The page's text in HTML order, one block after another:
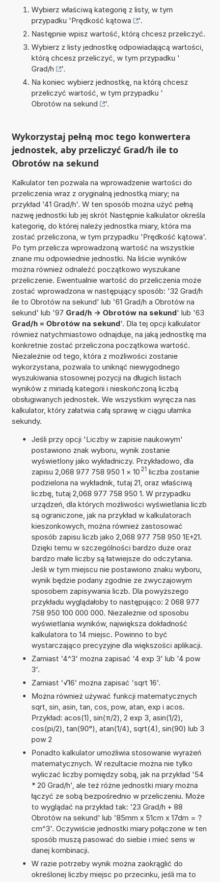
Wybierz właściwą kategorię z listy, w tym
przypadku 'Prędkość kątowa
'.
Następnie wpisz wartość, którą chcesz przeliczyć.
Wybierz z listy jednostkę odpowiadającą wartości,
którą chcesz przeliczyć, w tym przypadku '
Grad/h
'.
Na koniec wybierz jednostkę, na którą chcesz
przeliczyć wartość, w tym przypadku '
Obrotów na sekund
'.
Wykorzystaj pełną moc tego konwertera
jednostek, aby przeliczyć Grad/h ile to
Obrotów na sekund
Kalkulator ten pozwala na wprowadzenie wartości do
przeliczenia wraz z oryginalną jednostką miary; na
przykład '41 Grad/h'. W ten sposób można użyć pełną
nazwę jednostki lub jej skrót Następnie kalkulator określa
kategorię, do której należy jednostka miary, która ma
zostać przeliczona, w tym przypadku 'Prędkość kątowa'.
Po tym przelicza wprowadzoną wartość na wszystkie
znane mu odpowiednie jednostki. Na liście wyników
można również odnaleźć początkowo wyszukane
przeliczenie. Ewentualnie wartość do przeliczenia może
zostać wprowadzona w następujący sposób: '32 Grad/h
ile to Obrotów na sekund' lub '61 Grad/h a Obrotów na
sekund' lub '97 Grad/h -> Obrotów na sekund' lub '63
Grad/h = Obrotów na sekund'. Dla tej opcji kalkulator
również natychmiastowo odnajduje, na jaką jednostkę ma
konkretnie zostać przeliczona początkowa wartość.
Niezależnie od tego, która z możliwości zostanie
wykorzystana, pozwala to uniknąć niewygodnego
wyszukiwania stosownej pozycji na długich listach
wyników z miriadą kategorii i nieskończoną liczbą
obsługiwanych jednostek. We wszystkim wyręcza nas
kalkulator, który załatwia całą sprawę w ciągu ułamka
sekundy.
Jeśli przy opcji 'Liczby w zapisie naukowym'
postawiono znak wyboru, wynik zostanie
wyświetlony jako wykładniczy. Przykładowo, dla
zapisu 2,068 977 758 950 1 × 10 21 liczba zostanie
podzielona na wykładnik, tutaj 21, oraz właściwą
liczbę, tutaj 2,068 977 758 950 1. W przypadku
urządzeń, dla których możliwości wyświetlania liczb
są ograniczone, jak na przykład w kalkulatorach
kieszonkowych, można również zastosować
sposób zapisu liczb jako 2,068 977 758 950 1E+21.
Dzięki temu w szczególności bardzo duże oraz
bardzo małe liczby są łatwiejsze do odczytania.
Jeśli w tym miejscu nie postawiono znaku wyboru,
wynik będzie podany zgodnie ze zwyczajowym
sposobem zapisywania liczb. Dla powyższego
przykładu wyglądałoby to następująco: 2 068 977
758 950 100 000 000. Niezależnie od sposobu
wyświetlania wyników, największa dokładność
kalkulatora to 14 miejsc. Powinno to być
wystarczająco precyzyjne dla większości aplikacji.
Zamiast '4^3' można zapisać '4 exp 3' lub '4 pow
3'.
Zamiast '√16' można zapisać 'sqrt 16'.
Można również używać funkcji matematycznych
sqrt, sin, asin, tan, cos, pow, atan, exp i acos.
Przykład: acos(1), sin(π/2), 2 exp 3, asin(1/2),
cos(pi/2), tan(90°), atan(1/4), sqrt(4), sin(90) lub 3
pow 2
Ponadto kalkulator umożliwia stosowanie wyrażeń
matematycznych. W rezultacie można nie tylko
wyliczać liczby pomiędzy sobą, jak na przykład '54
* 20 Grad/h', ale też różne jednostki miary można
łączyć ze sobą bezpośrednio w przeliczeniu. Może
to wyglądać na przykład tak: '23 Grad/h + 88
Obrotów na sekund' lub '85mm x 51cm x 17dm = ?
cm^3'. Oczywiście jednostki miary połączone w ten
sposób muszą pasować do siebie i mieć sens w
danej kombinacji.
W razie potrzeby wynik można zaokrąglić do
określonej liczby miejsc po przecinku, jeśli ma to